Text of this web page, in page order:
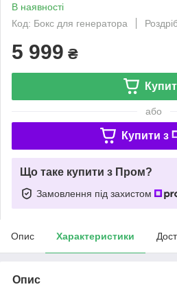
В наявності
Код: Бокс для генератора
5 999 ₴
або
Купити з
Що таке купити з Пром?
Замовлення під захистом
Опис Характеристики
Опис